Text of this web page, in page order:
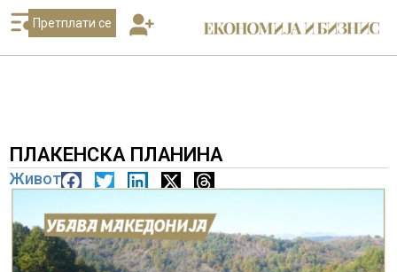
Претплати се
ПЛАКЕНСКА ПЛАНИНА
Живот